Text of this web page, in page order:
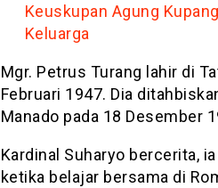
Keuskupan Agung
Keluarga
Mgr. Petrus Turang lahir di
Februari 1947. Dia
Manado pada 18 Desember
Kardinal Suharyo bercerita,
ketika belajar bersama di